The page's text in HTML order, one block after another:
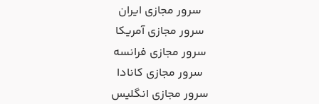
سرور مجازی ایران
سرور مجازی آمریکا
سرور مجازی فرانسه
سرور مجازی کانادا
سرور مجازی انگلیس